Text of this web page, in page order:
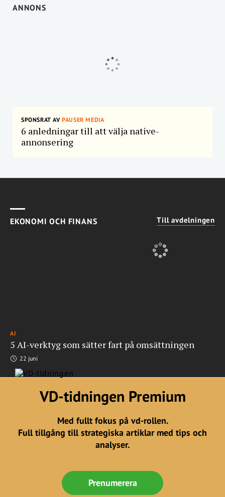
ANNONS
SPONSRAT AVPAUSER MEDIA
6 anledningar till att välja native-
annonsering
EKONOMI OCH FINANS Till avdelningen
AI
5 AI-verktyg som sätter fart på omsättningen
22 juni
VD-tidningen Premium
Med fullt fokus på vd-rollen.
Full tillgång till strategiska artiklar med tips och
analyser.
Prenumerera